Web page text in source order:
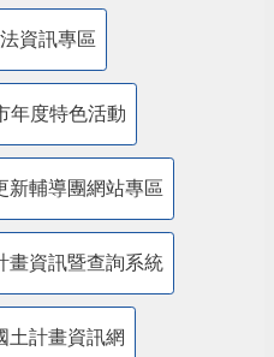
資訊專區
年度特色活動
新輔導團網站專區
畫資訊暨查詢系統
土計畫資訊網